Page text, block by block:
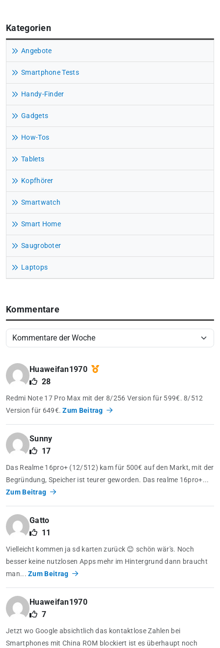
Kategorien
Angebote
Smartphone Tests
Handy-Finder
Gadgets
How-Tos
Tablets
Kopfhörer
Smartwatch
Smart Home
Saugroboter
Laptops
Kommentare
Huaweifan1970
28
Redmi Note 17 Pro Max mit der 8/256 Version für 599€. 8/512
Version für 649€.Zum Beitrag
Sunny
17
Das Realme 16pro+ (12/512) kam für 500€ auf den Markt, mit der
Begründung, Speicher ist teurer geworden. Das realme 16pro+...
Zum Beitrag
Gatto
11
Vielleicht kommen ja sd karten zurück 😊 schön wär's. Noch
besser keine nutzlosen Apps mehr im Hintergrund dann braucht
man...Zum Beitrag
Huaweifan1970
7
Jetzt wo Google absichtlich das kontaktlose Zahlen bei
Smartphones mit China ROM blockiert ist es überhaupt noch